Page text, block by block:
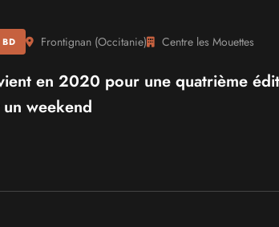
Frontignan(Occitanie) Centre les Mouettes
en 2020 pour une quatrième
weekend